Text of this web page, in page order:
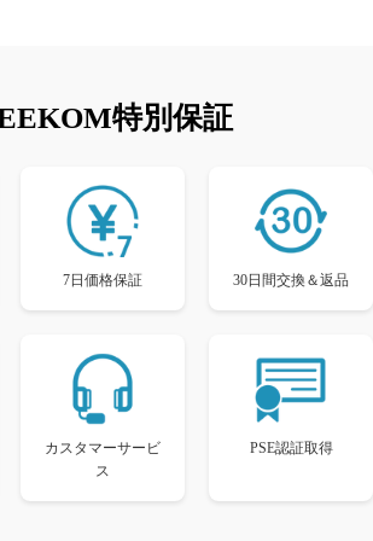
特別保証
7日価格保証 30日間交換＆返品
カスタマーサービ
ス
PSE認証取得